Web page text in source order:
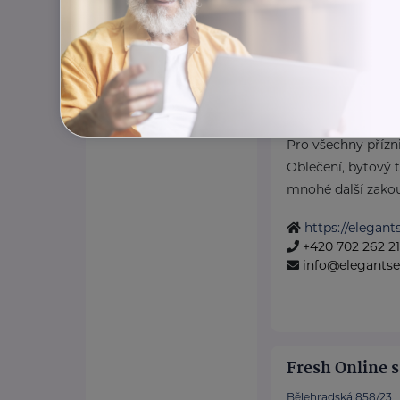
Elegant
Pro všechny
Oblečení, bytový
mnohé další
https://
+420 702 262
Fresh Online
Bělehradská 858/23